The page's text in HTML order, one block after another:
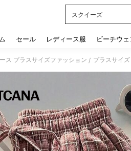
スクイーズ
セール レディース服 ビーチウェ
ス プラスサイズファッション / プラスサイ